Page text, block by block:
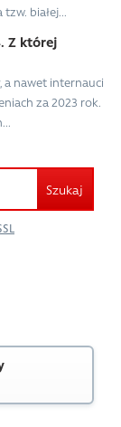
białej...
Z której
a nawet internauci
za 2023 rok.
Szukaj